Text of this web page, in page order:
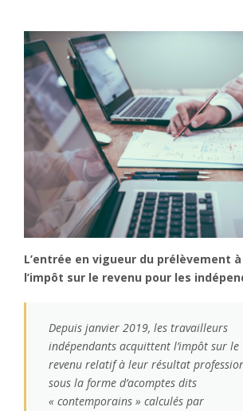
L’entrée en vigueur du prélèvement
l’impôt sur le revenu pour les
Depuis janvier 2019, les travailleurs
indépendants acquittent l’impôt sur le
revenu relatif à leur résultat
sous la forme d’acomptes dits
« contemporains » calculés par